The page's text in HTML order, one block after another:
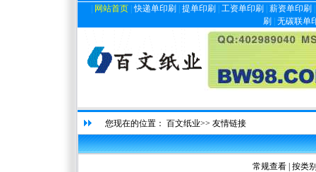
网站首页 |快递单印刷 提单印刷 工资单印刷 薪资单印刷
刷
无碳联单
您现在的位置： 百文纸业>> 友情链接
常规查看 按类